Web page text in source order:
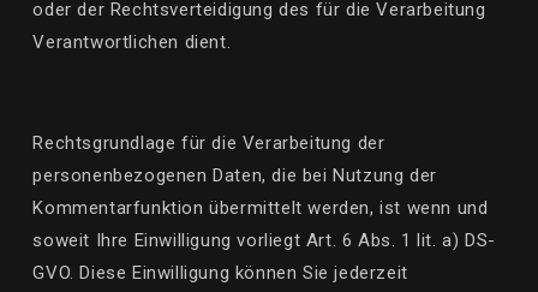
oder der Rechtsverteidigung des für die Verarbeitung
Verantwortlichen dient.
Rechtsgrundlage für die Verarbeitung der
personenbezogenen Daten, die bei Nutzung der
Kommentarfunktion übermittelt werden, ist wenn und
soweit Ihre Einwilligung vorliegt Art. 6 Abs. 1 lit. a) DS-
GVO. Diese Einwilligung können Sie jederzeit